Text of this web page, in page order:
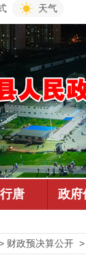
天气
财政预决算公开